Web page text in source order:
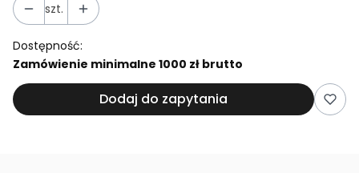
szt.
Dostępność:
Zamówienie minimalne 1000 zł brutto
Dodaj do zapytania